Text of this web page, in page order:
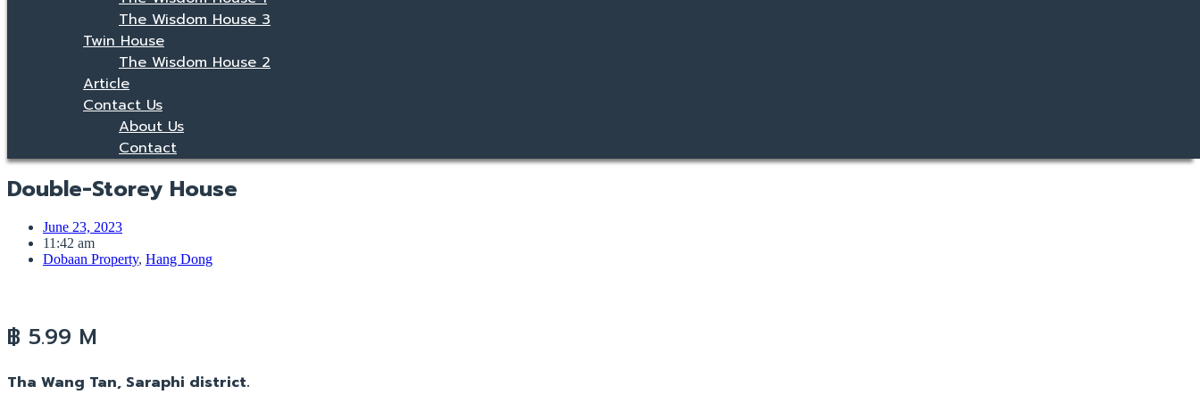
The Wisdom House 3
Twin House
The Wisdom House 2
Article
Contact Us
About Us
Contact
Double-Storey House
June 23, 2023
11:42 am
Dobaan Property, Hang Dong
฿ 5.99 M
Tha Wang Tan, Saraphi district.